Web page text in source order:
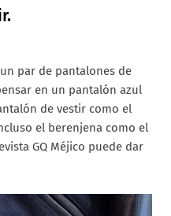
par de pantalones de
en un pantalón azul
de vestir como el
el berenjena como el
GQ Méjico puede dar